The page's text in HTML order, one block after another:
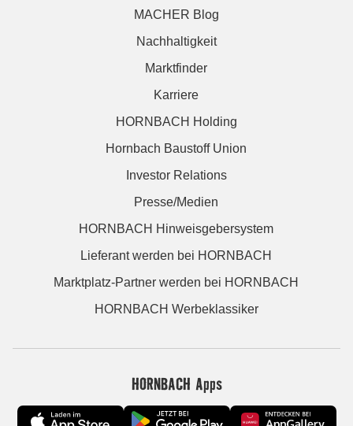
MACHER Blog
Nachhaltigkeit
Marktfinder
Karriere
HORNBACH Holding
Hornbach Baustoff Union
Investor Relations
Presse/Medien
HORNBACH Hinweisgebersystem
Lieferant werden bei HORNBACH
Marktplatz-Partner werden bei HORNBACH
HORNBACH Werbeklassiker
HORNBACH Apps